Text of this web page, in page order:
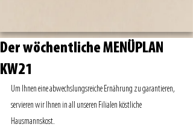
Der wöchentliche MENÜPLAN
KW21
Um Ihnen eine abwechslungsreiche Ernährung zu garantieren,
servieren wir Ihnen in all unseren Filialen köstliche
Hausmannskost.